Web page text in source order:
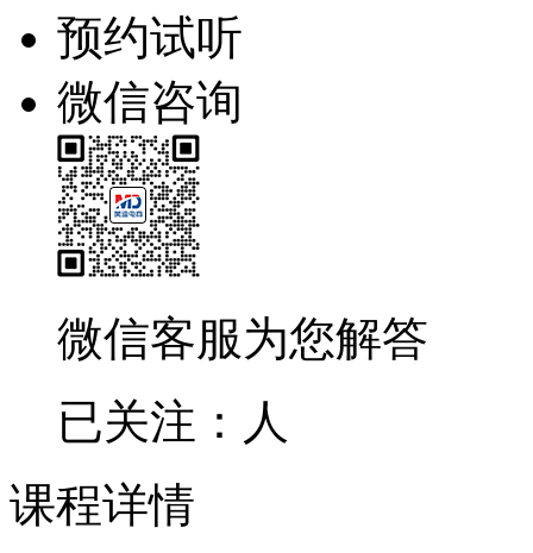
预约试听
微信咨询
微信客服为您解答
已关注： 人
课程详情